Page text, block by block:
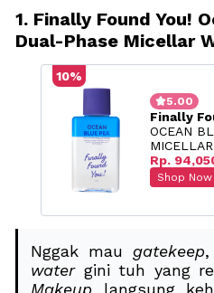
1. Finally Found You!
Dual-Phase Micellar
10%
5.00
Finally
OCEAN
Rp.
Shop Now
Nggak mau gatekeep,
water
Makeup